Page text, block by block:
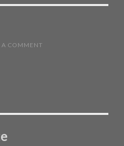
A COMMENT